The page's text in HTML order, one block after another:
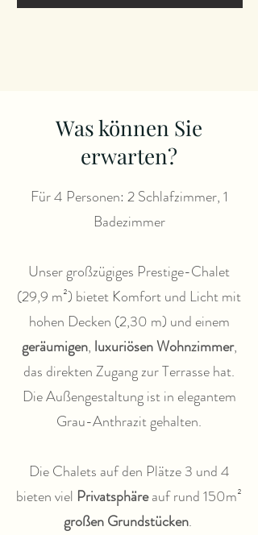
Was können Sie
erwarten?
Für 4 Personen: 2 Schlafzimmer, 1
Badezimmer
Unser großzügiges Prestige-Chalet
(29,9 m²) bietet Komfort und Licht mit
hohen Decken (2,30 m) und einem
geräumigen, luxuriösen Wohnzimmer,
das direkten Zugang zur Terrasse hat.
Die Außengestaltung ist in elegantem
Grau-Anthrazit gehalten.
Die Chalets auf den Plätze 3 und 4
bieten viel Privatsphäreauf rund 150m²
großen Grundstücken.